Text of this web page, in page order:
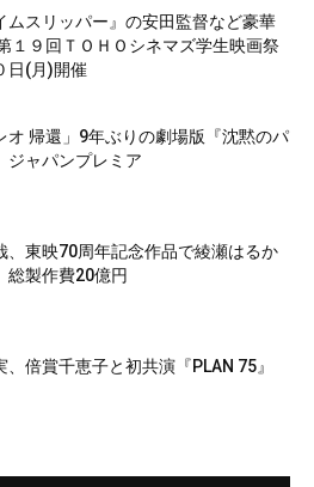
ムスリッパー』の安田監督など豪華
１９回ＴＯＨＯシネマズ学生映画祭
日(月)開催
オ 帰還」9年ぶりの劇場版『沈黙のパ
ジャパンプレミア
、東映70周年記念作品で綾瀬はるか
製作費20億円
、倍賞千恵子と初共演『PLAN 75』